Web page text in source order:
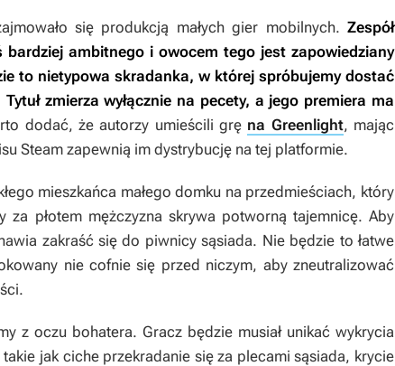
się produkcją małych gier mobilnych. Zespół
bardziej ambitnego i owocem tego jest zapowiedziany
to nietypowa skradanka, w której spróbujemy dostać
zmierza wyłącznie na pecety, a jego premiera ma
dodać, że autorzy umieścili grę na Greenlight, mając
Steam zapewnią im dystrybucję na tej platformie.
mieszkańca małego domku na przedmieściach, który
za płotem mężczyzna skrywa potworną tajemnicę. Aby
zakraść się do piwnicy sąsiada. Nie będzie to łatwe
nie cofnie się przed niczym, aby zneutralizować
z oczu bohatera. Gracz będzie musiał unikać wykrycia
jak ciche przekradanie się za plecami sąsiada, krycie